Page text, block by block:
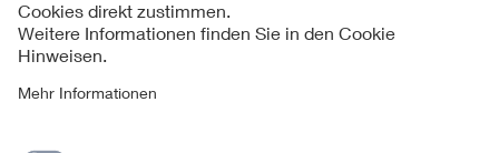
Impressum
Datenschutzinformationen
Cookie Hinweise